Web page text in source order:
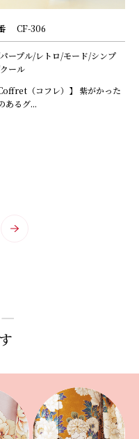
CF-306
ープル/レトロ/モード/シンプ
ール
Coffret（コフレ）】 紫がかった
あるグ...